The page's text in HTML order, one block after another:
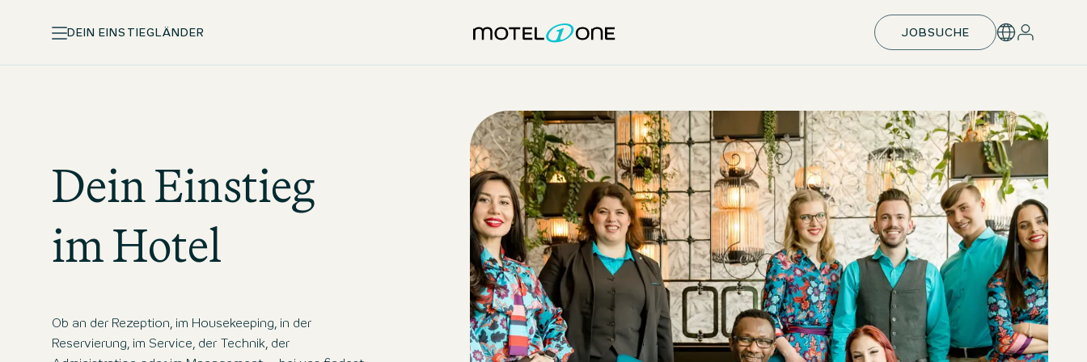
DEIN EINSTIEGLÄNDER JOBSUCHE
Dein Einstieg
im Hotel
Ob an der Rezeption, im Housekeeping, in der
Reservierung, im Service, der Technik, der